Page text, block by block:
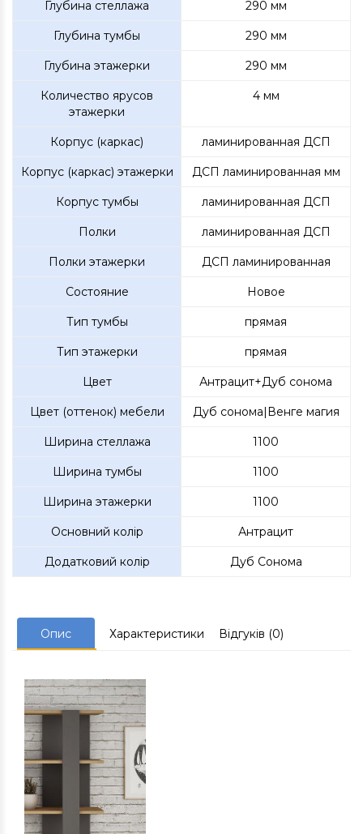
Глубина стеллажа 290 мм
Глубина тумбы 290 мм
Глубина этажерки 290 мм
Количество ярусов
этажерки
4 мм
Корпус (каркас) ламинированная ДСП
Корпус (каркас) этажерки ДСП ламинированная мм
Корпус тумбы ламинированная ДСП
Полки ламинированная ДСП
Полки этажерки ДСП ламинированная
Состояние Новое
Тип тумбы прямая
Тип этажерки прямая
Цвет Антрацит+Дуб сонома
Цвет (оттенок) мебели Дуб сонома|Венге магия
Ширина стеллажа 1100
Ширина тумбы 1100
Ширина этажерки 1100
Основний колір Антрацит
Додатковий колір Дуб Сонома
Опис Характеристики Відгуків (0)